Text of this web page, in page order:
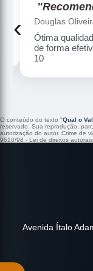
Douglas
Ótima
de forma
10
‹
O conteúdo do texto "Qual o
reservado. Sua reprodução,
autorização do autor. Crime de
9610/98 - Lei de direitos autorais
Avenida Ítalo